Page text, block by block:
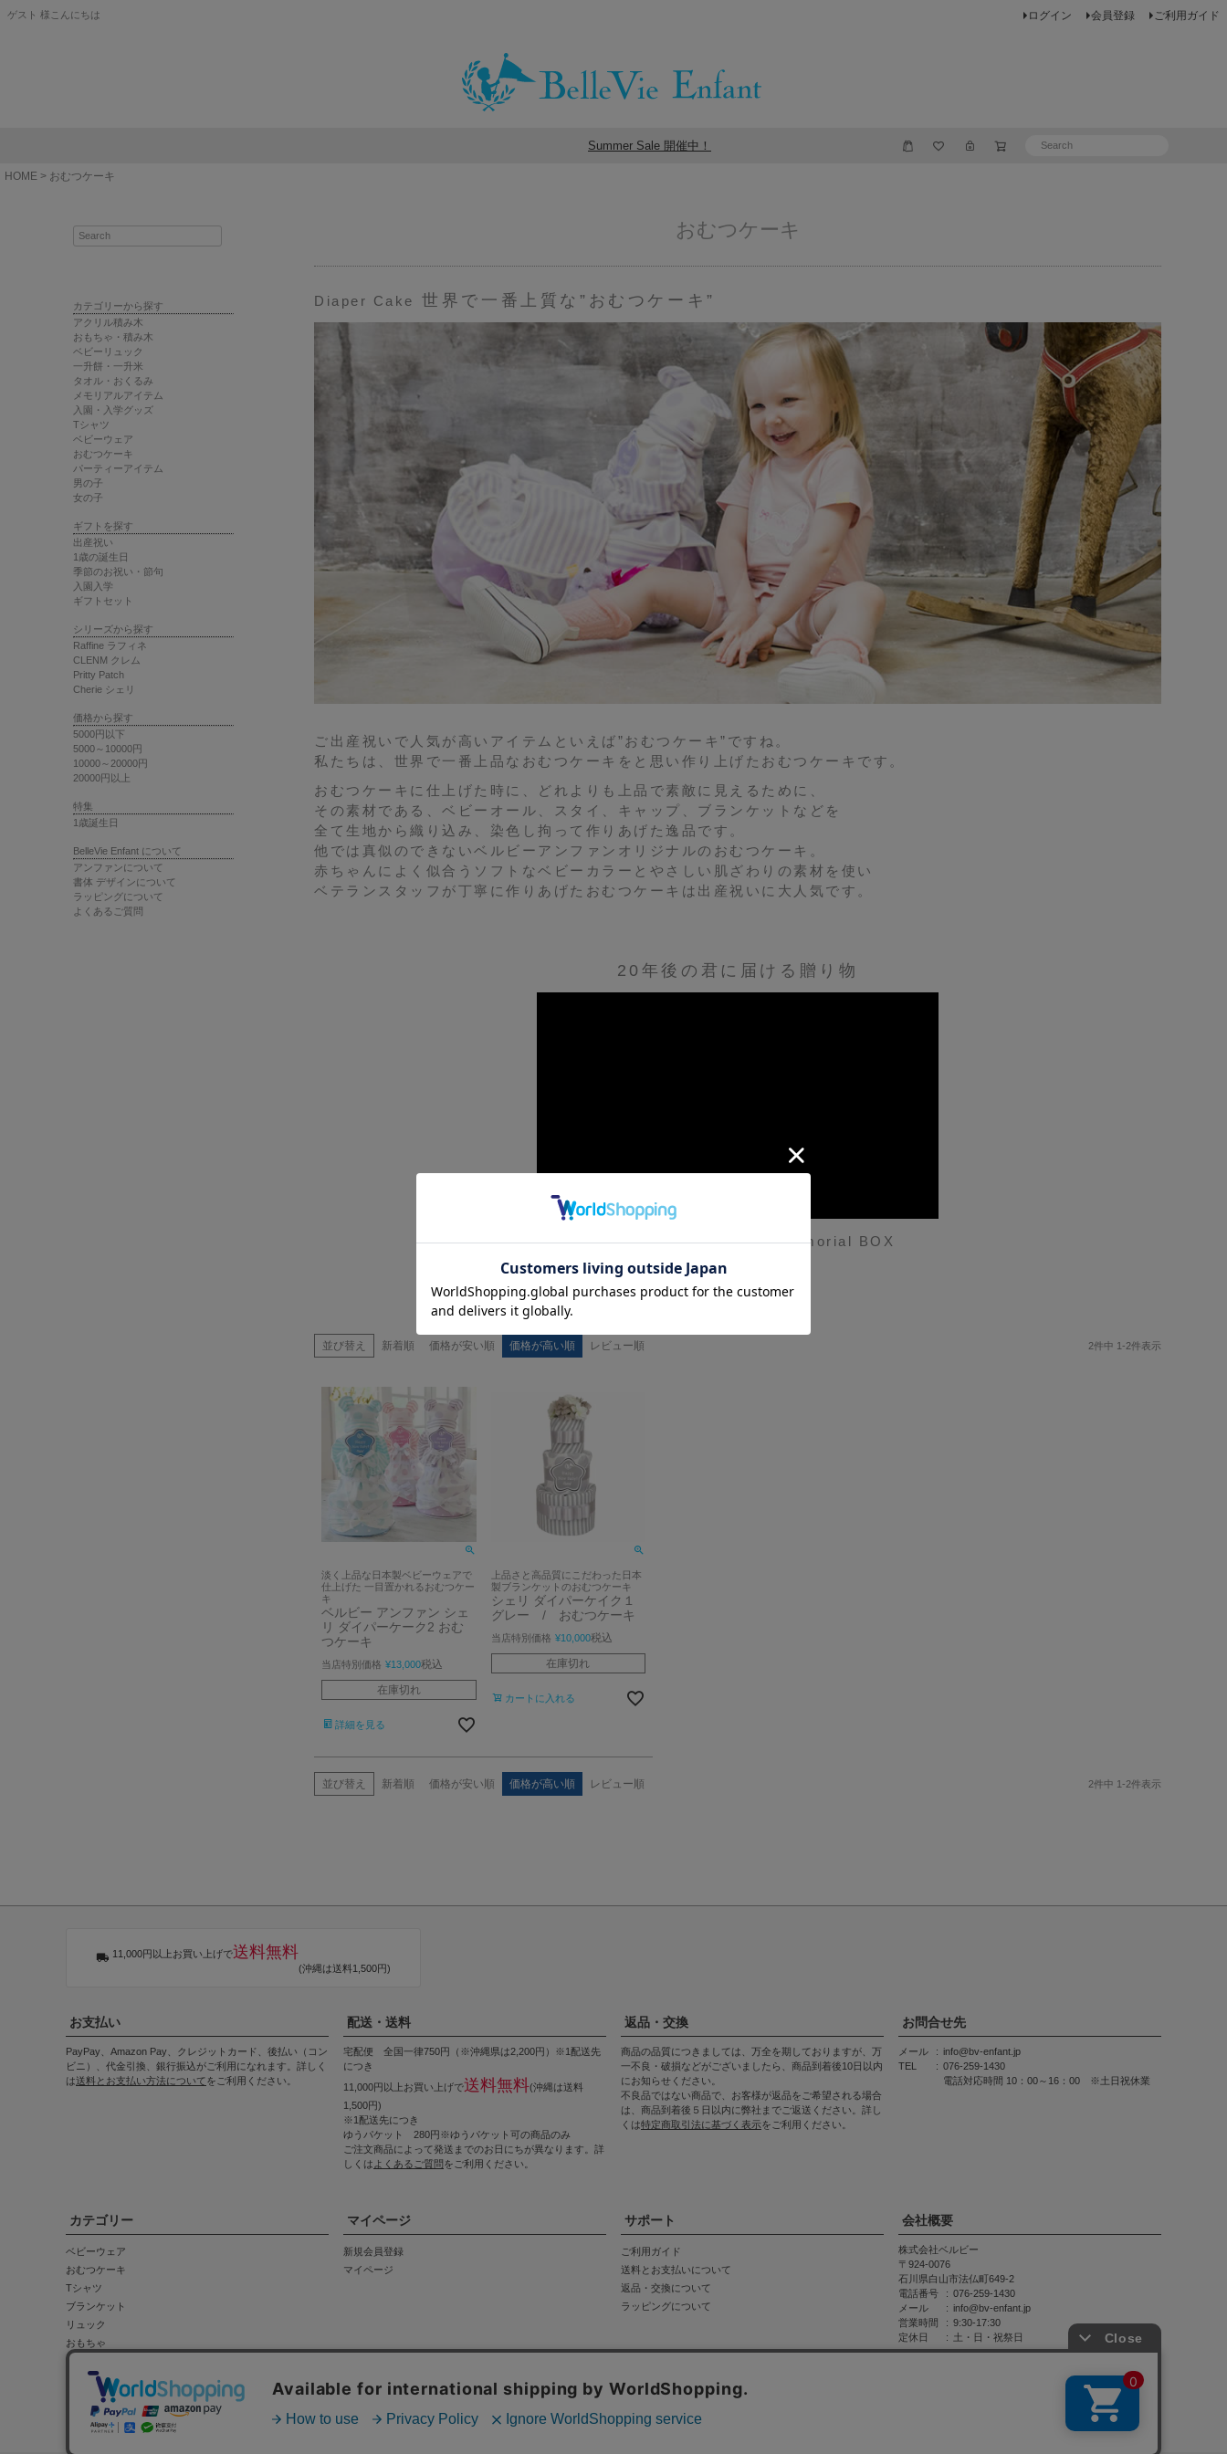
ゲスト 様こんにちは ログイン 会員登録 ご利用ガイド
Summer Sale 開催中！
HOME おむつケーキ
カテゴリーから探す
アクリル積み木
おもちゃ・積み木
ベビーリュック
一升餅・一升米
タオル・おくるみ
メモリアルアイテム
入園・入学グッズ
Tシャツ
ベビーウェア
おむつケーキ
パーティーアイテム
男の子
女の子
ギフトを探す
出産祝い
1歳の誕生日
季節のお祝い・節句
入園入学
ギフトセット
シリーズから探す
Raffine ラフィネ
CLENM クレム
Pritty Patch
Cherie シェリ
価格から探す
5000円以下
5000～10000円
10000～20000円
20000円以上
特集
1歳誕生日
BelleVie Enfant について
アンファンについて
書体 デザインについて
ラッピングについて
よくあるご質問
おむつケーキ
Diaper Cake 世界で一番上質な”おむつケーキ”
ご出産祝いで人気が高いアイテムといえば”おむつケーキ”ですね。
私たちは、世界で一番上品なおむつケーキをと思い作り上げたおむつケーキです。
おむつケーキに仕上げた時に、どれよりも上品で素敵に見えるために、
その素材である、ベビーオール、スタイ、キャップ、ブランケットなどを
全て生地から織り込み、染色し拘って作りあげた逸品です。
他では真似のできないベルビーアンファンオリジナルのおむつケーキ。
赤ちゃんによく似合うソフトなベビーカラーとやさしい肌ざわりの素材を使い
ベテランスタッフが丁寧に作りあげたおむつケーキは出産祝いに大人気です。
20年後の君に届ける贈り物
Bellevie Enfant Original Memorial BOX
並び替え 新着順 価格が安い順 価格が高い順 レビュー順 2件中 1-2件表示
淡く上品な日本製ベビーウェアで
仕上げた 一目置かれるおむつケー
キ
ベルビー アンファン シェ
リ ダイパーケーク2 おむ
つケーキ
当店特別価格 ¥13,000税込
在庫切れ
詳細を見る
上品さと高品質にこだわった日本
製ブランケットのおむつケーキ
シェリ ダイパーケイク１
グレー / おむつケーキ
当店特別価格 ¥10,000税込
在庫切れ
カートに入れる
並び替え 新着順 価格が安い順 価格が高い順 レビュー順 2件中 1-2件表示
11,000円以上お買い上げで送料無料
(沖縄は送料1,500円)
お支払い
PayPay、Amazon Pay、クレジットカード、後払い（コン
ビニ）、代金引換、銀行振込がご利用になれます。詳しく
は送料とお支払い方法についてをご利用ください。
配送・送料
宅配便 全国一律750円（※沖縄県は2,200円）※1配送先
につき
11,000円以上お買い上げで送料無料(沖縄は送料
1,500円)
※1配送先につき
ゆうパケット 280円※ゆうパケット可の商品のみ
ご注文商品によって発送までのお日にちが異なります。詳
しくは よくあるご質問 をご利用ください。
返品・交換
商品の品質につきましては、万全を期しておりますが、万
一不良・破損などがございましたら、商品到着後10日以内
にお知らせください。
不良品ではない商品で、お客様が返品をご希望される場合
は、商品到着後５日以内に弊社までご返送ください。詳し
くは特定商取引法に基づく表示をご利用ください。
お問合せ先
メール
info@bv-enfant.jp
TEL
076-259-1430
電話対応時間 10：00～16：00 ※土日祝休業
カテゴリー
ベビーウェア
おむつケーキ
Tシャツ
ブランケット
リュック
おもちゃ
マイページ
新規会員登録
マイページ
サポート
ご利用ガイド
送料とお支払いについて
返品・交換について
ラッピングについて
会社概要
株式会社ベルビー
924-0076
石川県白山市法仏町649-2
電話番号
076-259-1430
メール
info@bv-enfant.jp
営業時間
9:30-17:30
定休日
土・日・祝祭日
会社概要 お問い合わせ 個人情報の取扱